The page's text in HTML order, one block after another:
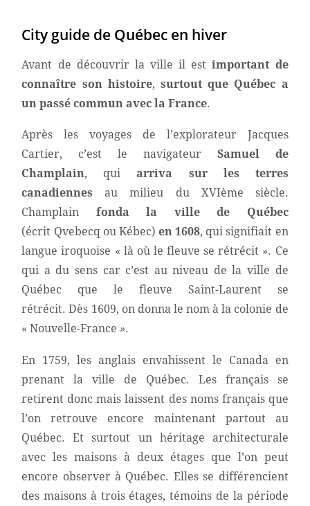
City guide de Québec en hiver
Avant de découvrir la ville il estimportant de
connaître son histoire, surtout que Québec a
un passé commun avec la France.
Après les voyages de l’explorateur Jacques
Cartier, c’est le navigateur Samuel de
Champlain, quiarriva sur les terres
canadiennes au milieu du XVIème siècle.
Champlain fonda la ville de Québec
(écrit Qvebecq ou Kébec) en 1608, qui signifiait en
langue iroquoise « là où le fleuve se rétrécit ». Ce
qui a du sens car c’est au niveau de la ville de
Québec que le fleuve Saint-Laurent se
rétrécit. Dès 1609, on donna le nom à la colonie de
« Nouvelle-France».
En 1759, les anglais envahissent le Canada en
prenant la ville de Québec. Les français se
retirent donc mais laissent des noms français que
l’on retrouve encore maintenant partout au
Québec. Et surtout un héritage architecturale
avec les maisons à deux étages que l’on peut
encore observer à Québec. Elles se différencient
des maisons à trois étages, témoins de la période